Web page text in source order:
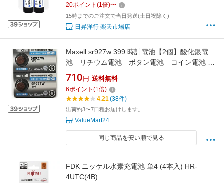
製 PCB(保護)回路搭載 フラッシュライト/懐中
電灯用 送料無料
20ポイント (1倍)〜
15時までのご注文で当日発送(土日祝除く)
日昇洋行 楽天市場店
Maxell sr927w 399 時計電池【2個】酸化銀電
池 リチウム電池 ボタン電池 コイン電池 マ
クセル SR927W 酸化銀電池『新しいシルバー
タイプ』
710 円 送料無料
6ポイント (1倍)
4.21(38件)
出荷約3〜7日程お届けします。
ValueMart24
同じ商品を安い順で見る
FDK ニッケル水素充電池 単4 (4本入) HR-
4UTC(4B)